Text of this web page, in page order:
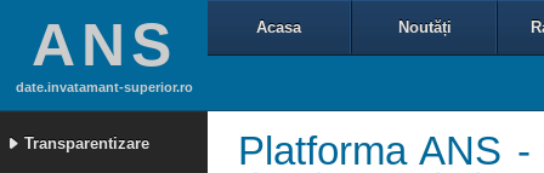
ANS
date.invatamant-superior.ro
Transparentizare
Acasa Noutăți
Platforma ANS